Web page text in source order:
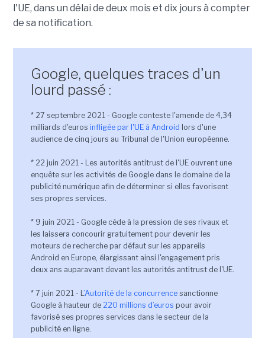
l'UE, dans un délai de deux mois et dix jours à compter
de sa notification.
Google, quelques traces d'un
lourd passé :
* 27 septembre 2021 - Google conteste l'amende de 4,34
milliards d'euros infligée par l'UE à Android lors d'une
audience de cinq jours au Tribunal de l'Union européenne.
* 22 juin 2021 - Les autorités antitrust de l'UE ouvrent une
enquête sur les activités de Google dans le domaine de la
publicité numérique afin de déterminer si elles favorisent
ses propres services.
* 9 juin 2021 - Google cède à la pression de ses rivaux et
les laissera concourir gratuitement pour devenir les
moteurs de recherche par défaut sur les appareils
Android en Europe, élargissant ainsi l'engagement pris
deux ans auparavant devant les autorités antitrust de l'UE.
* 7 juin 2021 - L’Autorité de la concurrencesanctionne
Google à hauteur de 220 millions d’euros pour avoir
favorisé ses propres services dans le secteur de la
publicité en ligne.